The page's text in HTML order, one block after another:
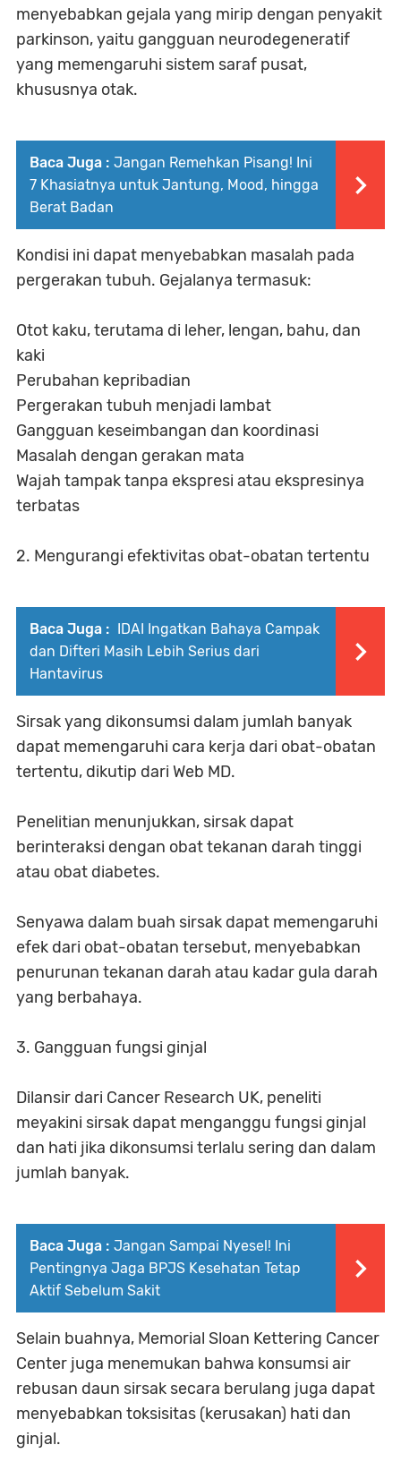
menyebabkan gejala yang mirip dengan penyakit
parkinson, yaitu gangguan neurodegeneratif
yang memengaruhi sistem saraf pusat,
khususnya otak.
Baca Juga : Jangan Remehkan Pisang! Ini
7 Khasiatnya untuk Jantung, Mood, hingga
Berat Badan
Kondisi ini dapat menyebabkan masalah pada
pergerakan tubuh. Gejalanya termasuk:
Otot kaku, terutama di leher, lengan, bahu, dan
kaki
Perubahan kepribadian
Pergerakan tubuh menjadi lambat
Gangguan keseimbangan dan koordinasi
Masalah dengan gerakan mata
Wajah tampak tanpa ekspresi atau ekspresinya
terbatas
2. Mengurangi efektivitas obat-obatan tertentu
Baca Juga : IDAI Ingatkan Bahaya Campak
dan Difteri Masih Lebih Serius dari
Hantavirus
Sirsak yang dikonsumsi dalam jumlah banyak
dapat memengaruhi cara kerja dari obat-obatan
tertentu, dikutip dari Web MD.
Penelitian menunjukkan, sirsak dapat
berinteraksi dengan obat tekanan darah tinggi
atau obat diabetes.
Senyawa dalam buah sirsak dapat memengaruhi
efek dari obat-obatan tersebut, menyebabkan
penurunan tekanan darah atau kadar gula darah
yang berbahaya.
3. Gangguan fungsi ginjal
Dilansir dari Cancer Research UK, peneliti
meyakini sirsak dapat menganggu fungsi ginjal
dan hati jika dikonsumsi terlalu sering dan dalam
jumlah banyak.
Baca Juga : Jangan Sampai Nyesel! Ini
Pentingnya Jaga BPJS Kesehatan Tetap
Aktif Sebelum Sakit
Selain buahnya, Memorial Sloan Kettering Cancer
Center juga menemukan bahwa konsumsi air
rebusan daun sirsak secara berulang juga dapat
menyebabkan toksisitas (kerusakan) hati dan
ginjal.